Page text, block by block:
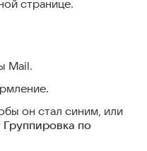
странице.
Mail.
он стал синим, или
Группировка по